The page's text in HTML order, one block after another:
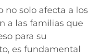
no solo afecta a los
a las familias que
para su
es fundamental